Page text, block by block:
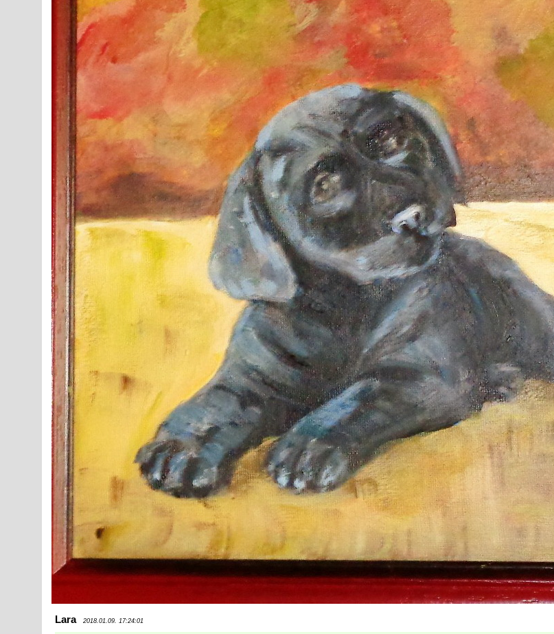
Lara 2018.01.09. 17:24:01